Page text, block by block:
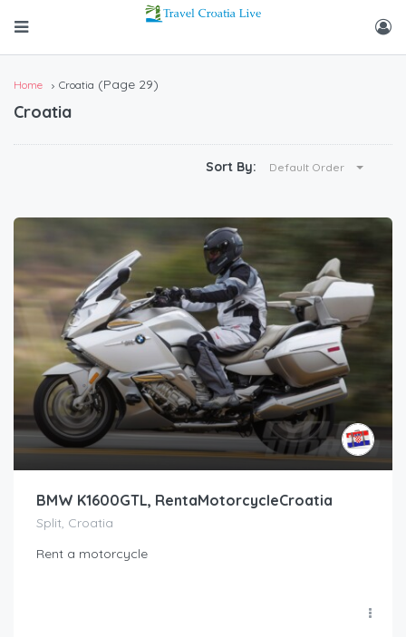
Home Croatia (Page 29)
Croatia
Sort By: Default Order
BMW K1600GTL, RentaMotorcycleCroatia
Split, Croatia
Rent a motorcycle